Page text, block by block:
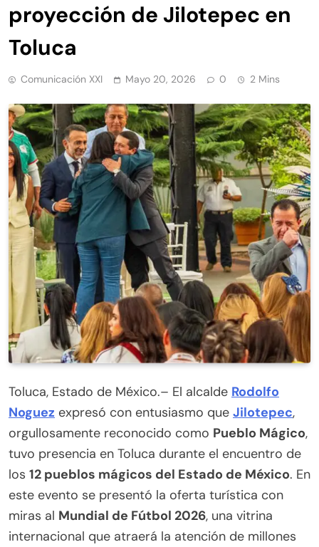
proyección de Jilotepec en
Toluca
Comunicación XXI Mayo 20, 2026 0 2 Mins
Toluca, Estado de México.– El alcalde Rodolfo
Noguez expresó con entusiasmo que Jilotepec,
orgullosamente reconocido como Pueblo Mágico,
tuvo presencia en Toluca durante el encuentro de
los 12 pueblos mágicos del Estado de México. En
este evento se presentó la oferta turística con
miras al Mundial de Fútbol 2026, una vitrina
internacional que atraerá la atención de millones